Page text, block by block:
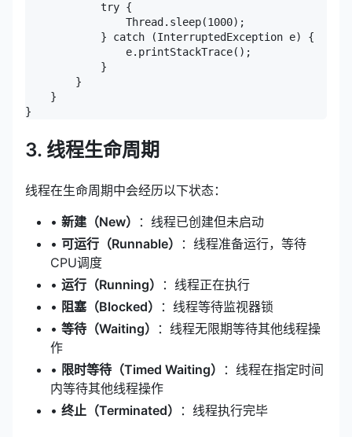
try {
Thread.sleep(1000);
} catch (InterruptedException e) {
e.printStackTrace();
}
}
}
}
3. 线程生命周期
线程在生命周期中会经历以下状态：
• 新建（New）
：线程已创建但未启动
• 可运行（Runnable）
：线程准备运行，等待
CPU调度
• 运行（Running）
：线程正在执行
• 阻塞（Blocked）
：线程等待监视器锁
• 等待（Waiting）
：线程无限期等待其他线程操
作
• 限时等待（Timed Waiting）
：线程在指定时间
内等待其他线程操作
• 终止（Terminated） ：线程执行完毕